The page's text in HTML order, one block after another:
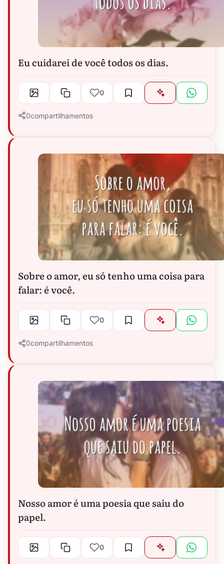
Eu cuidarei de você todos os dias.
0
0compartilhamentos
Sobre o amor, eu só tenho uma coisa para
falar: é você.
0
0compartilhamentos
Nosso amor é uma poesia que saiu do
papel.
0